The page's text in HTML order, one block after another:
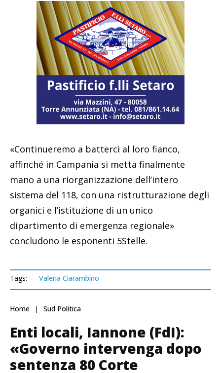
«Continueremo a batterci al loro fianco,
affinché in Campania si metta finalmente
mano a una riorganizzazione dell’intero
sistema del 118, con una ristrutturazione degli
organici e l’istituzione di un unico
dipartimento di emergenza regionale»
concludono le esponenti 5Stelle.
Tags: Valeria Ciarambino
Home Sud Politica
Enti locali, Iannone (FdI):
«Governo intervenga dopo
sentenza 80 Corte